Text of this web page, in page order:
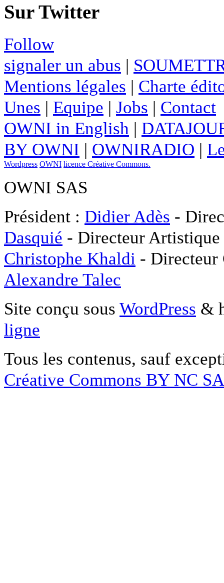
Sur Twitter
Follow
signaler un abus |
Mentions légales | Charte
Unes | Equipe | Jobs | Contact
OWNI in English |
BY OWNI | OWNIRADIO |
Wordpress OWNI licence Créative Commons.
OWNI SAS
Président : Didier Adès -
Dasquié - Directeur
Christophe Khaldi -
Alexandre Talec
Site conçu sous WordPress &
ligne
Tous les contenus, sauf
Créative Commons BY NC SA